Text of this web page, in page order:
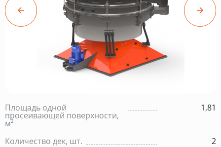
Площадь одной
просеивающей поверхности,
м²
1,81
Количество дек, шт.
2